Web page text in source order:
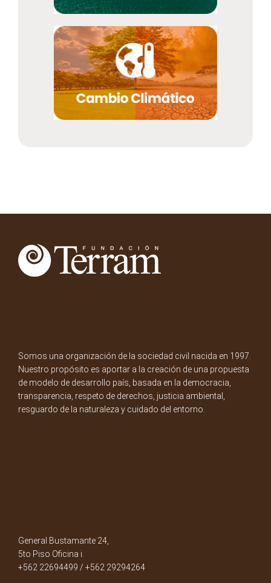
Somos una organización de la sociedad civil nacida en 1997.
Nuestro propósito es aportar a la creación de una propuesta
de modelo de desarrollo país, basada en la democracia,
transparencia, respeto de derechos, justicia ambiental,
resguardo de la naturaleza y cuidado del entorno.
General Bustamante 24,
5to Piso Oficina i.
+562 22694499 / +562 29294264